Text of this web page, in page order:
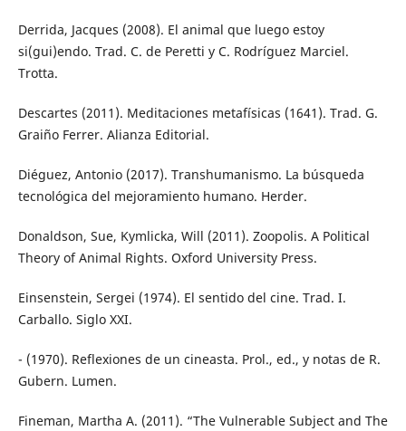
Derrida, Jacques (2008). El animal que luego estoy
si(gui)endo. Trad. C. de Peretti y C. Rodríguez Marciel.
Trotta.
Descartes (2011). Meditaciones metafísicas (1641). Trad. G.
Graiño Ferrer. Alianza Editorial.
Diéguez, Antonio (2017). Transhumanismo. La búsqueda
tecnológica del mejoramiento humano. Herder.
Donaldson, Sue, Kymlicka, Will (2011). Zoopolis. A Political
Theory of Animal Rights. Oxford University Press.
Einsenstein, Sergei (1974). El sentido del cine. Trad. I.
Carballo. Siglo XXI.
- (1970). Reflexiones de un cineasta. Prol., ed., y notas de R.
Gubern. Lumen.
Fineman, Martha A. (2011). “The Vulnerable Subject and The